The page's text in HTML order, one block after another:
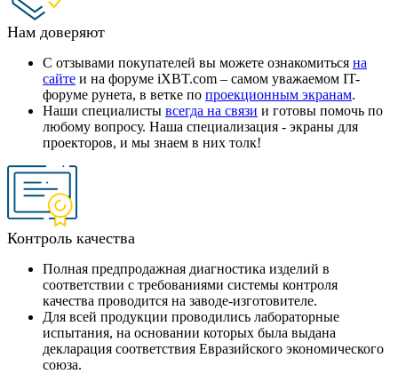
Нам доверяют
С отзывами покупателей вы можете ознакомиться на
сайте и на форуме iXBT.com – самом уважаемом IT-
форуме рунета, в ветке по проекционным экранам.
Наши специалисты всегда на связи и готовы помочь по
любому вопросу. Наша специализация - экраны для
проекторов, и мы знаем в них толк!
Контроль качества
Полная предпродажная диагностика изделий в
соответствии с требованиями системы контроля
качества проводится на заводе-изготовителе.
Для всей продукции проводились лабораторные
испытания, на основании которых была выдана
декларация соответствия Евразийского экономического
союза.